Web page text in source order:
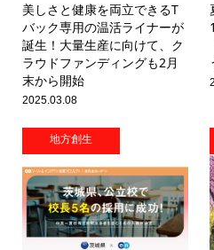
美しさと健康を両立できるT
バック専用の温活ライナーが
誕生！大量生産に向けて、ク
ラウドファンディングも2月
末から開始
2025.03.08
地方創生